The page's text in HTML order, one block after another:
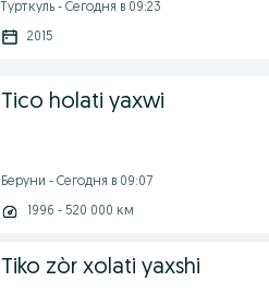
Турткуль - Сегодня в 09:23
2015
Tico holati yaxwi
Беруни - Сегодня в 09:07
1996 - 520 000 км
Tiko zòr xolati yaxshi